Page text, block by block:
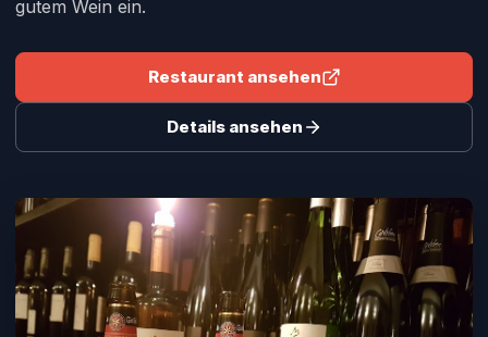
gutem Wein ein.
Restaurant ansehen
Details ansehen